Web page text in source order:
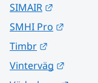
SIMAIR
SMHI Pro
Timbr
Vinterväg